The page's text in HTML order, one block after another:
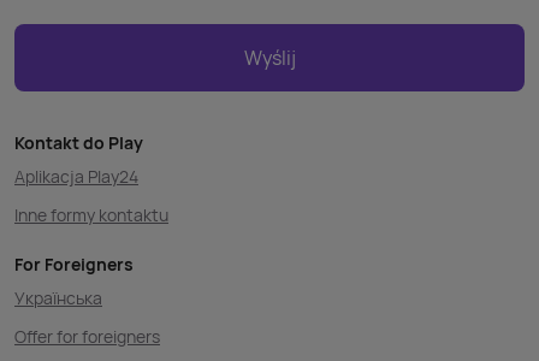
Wyślij
Kontakt do Play
Aplikacja Play24
Inne formy kontaktu
For Foreigners
Українська
Offer for foreigners